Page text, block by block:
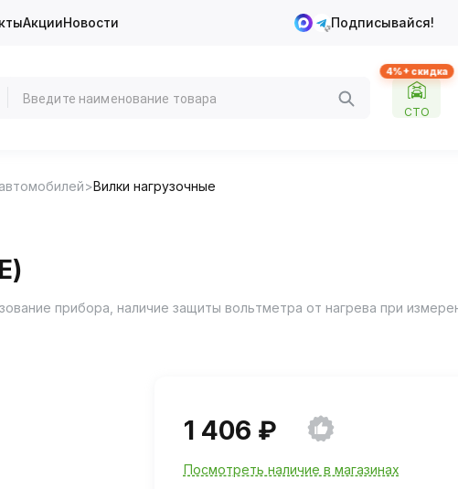
АкцииНовости Подписывайся!
4%+ скидка
СТО
Вилки нагрузочные
прибора, наличие защиты вольтметра от нагрева при
1 406 ₽
Посмотреть наличие в магазинах